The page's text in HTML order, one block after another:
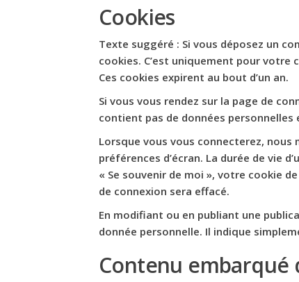
Cookies
Texte suggéré : Si vous déposez un
cookies. C’est uniquement pour
Ces cookies expirent au bout d’un an.
Si vous vous rendez sur la page de
contient pas de données
Lorsque vous vous connecterez,
préférences d’écran. La durée de vie
« Se souvenir de moi », votre cookie
de connexion sera effacé.
En modifiant ou en publiant une
donnée personnelle. Il indique
Contenu embarqué